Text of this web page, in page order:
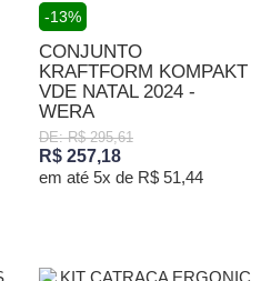
-13%
CONJUNTO
KRAFTFORM KOMPAKT
VDE NATAL 2024 -
WERA
DE: R$ 295,61
R$ 257,18
em até 5x de R$ 51,44